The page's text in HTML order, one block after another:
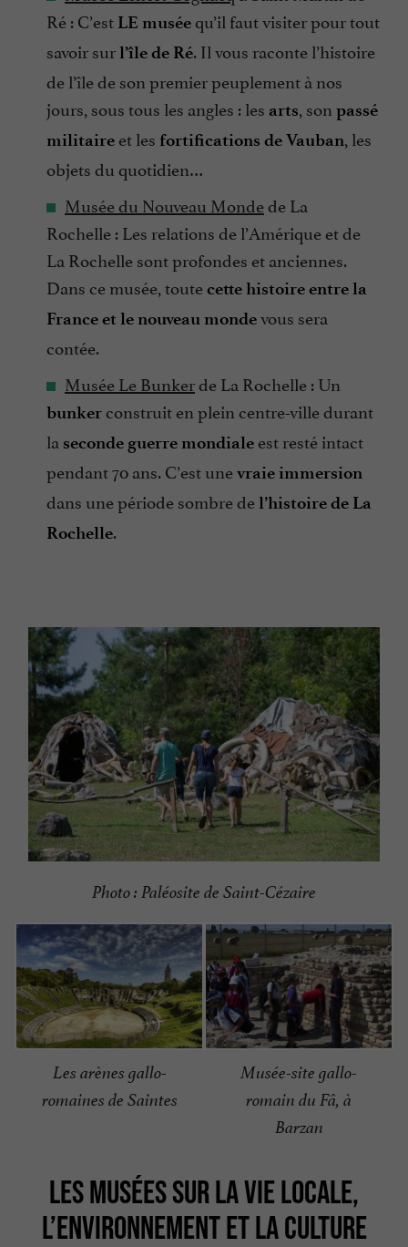
Ré : C’est LE muséequ’il faut visiter pour tout
savoir surl’île de Ré. Il vous raconte l’histoire
de l’île de son premier peuplement à nos
jours, sous tous les angles : les arts, son passé
militaire et les fortifications de Vauban, les
objets du quotidien…
Musée du Nouveau Mondede La
Rochelle : Les relations de l’Amérique et de
La Rochelle sont profondes et anciennes.
Dans ce musée, toutecette histoire entre la
France et le nouveau mondevous sera
contée.
Musée Le Bunkerde La Rochelle : Un
bunker construit en plein centre-ville durant
la seconde guerre mondiale est resté intact
pendant 70 ans. C’est unevraie immersion
dans une période sombre del’histoire de La
Rochelle.
Photo : Paléosite de Saint-Cézaire
Les arènes gallo-
romaines de Saintes
Musée-site gallo-
romain du Fâ, à
Barzan
LES MUSÉES SUR LA VIE LOCALE,
L’ENVIRONNEMENT ET LA CULTURE